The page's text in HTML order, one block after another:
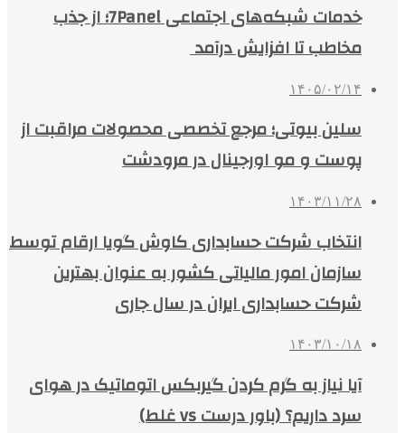
خدمات شبکه‌های اجتماعی 7Panel؛ از جذب
مخاطب تا افزایش درآمد
۱۴۰۵/۰۲/۱۴
سلین بیوتی؛ مرجع تخصصی محصولات مراقبت از
پوست و مو اورجینال در مرودشت
۱۴۰۳/۱۱/۲۸
انتخاب شرکت حسابداری کاوش گویا ارقام توسط
سازمان امور مالیاتی کشور به عنوان بهترین
شرکت حسابداری ایران در سال جاری
۱۴۰۳/۱۰/۱۸
آیا نیاز به گرم کردن گیربکس اتوماتیک در هوای
سرد داریم؟ (باور درست vs غلط)